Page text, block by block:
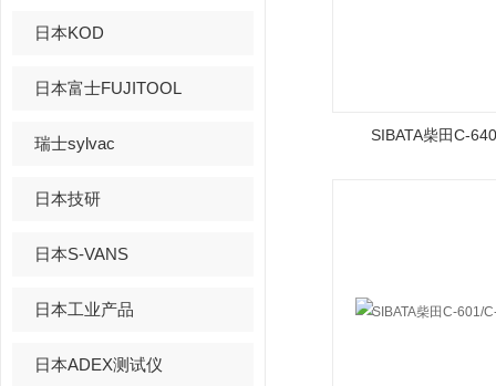
日本KOD
日本富士FUJITOOL
瑞士sylvac
日本技研
日本S-VANS
日本工业产品
日本ADEX测试仪
SIBATA柴田C-